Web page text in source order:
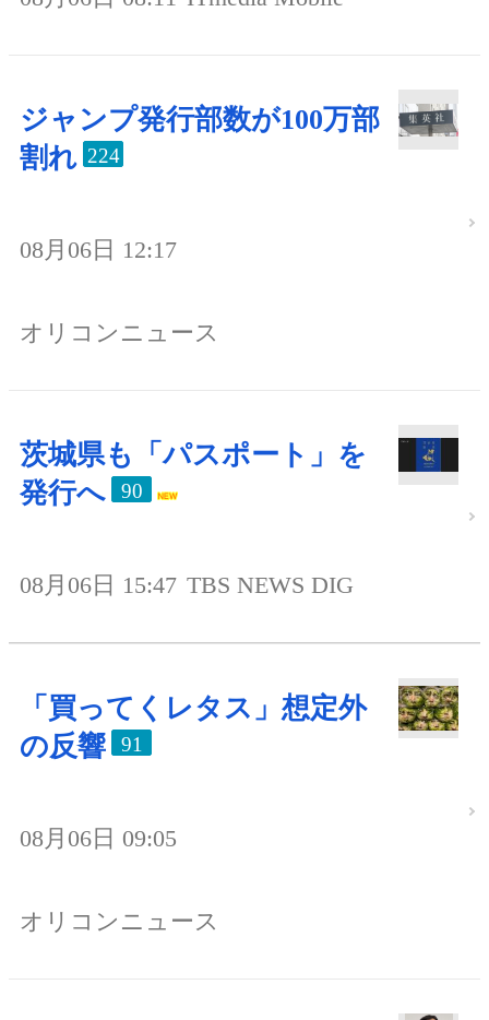
ジャンプ発行部数が100万部
割れ 224
08月06日 12:17
オリコンニュース
茨城県も「パスポート」を
発行へ
90
08月06日 15:47 TBS NEWS DIG
「買ってくレタス」想定外
の反響
91
08月06日 09:05
オリコンニュース